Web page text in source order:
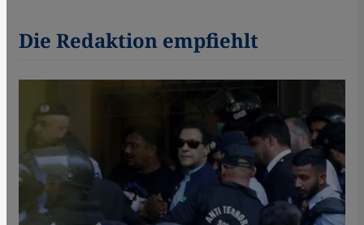
Die Redaktion empfiehlt